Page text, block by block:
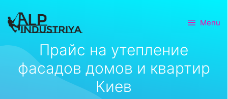
Menu
Прайс на утепление
фасадов домов и квартир
Киев